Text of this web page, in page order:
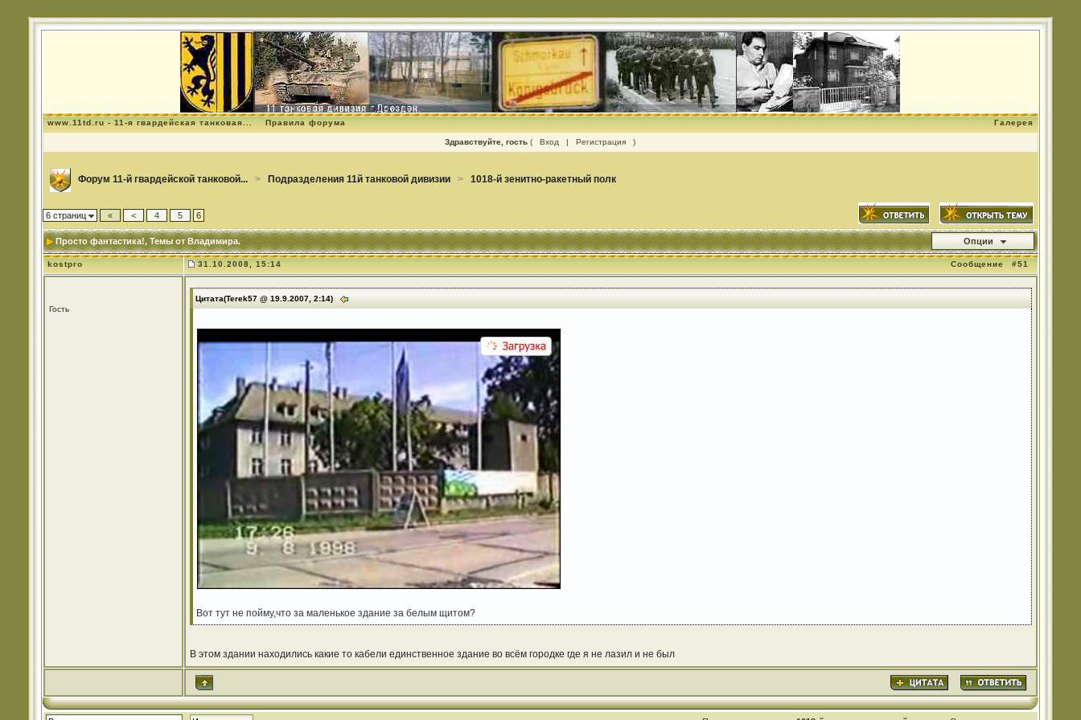
www.11td.ru - 11-я гвардейская танковая... Правила форума Галерея
Здравствуйте, гость ( Вход | Регистрация )
Форум 11-й гвардейской танковой... > Подразделения 11й танковой дивизии > 1018-й зенитно-ракетный полк
6 страниц « < 4 5 6
Просто фантастика!, Темы от Владимира. Опции
kostpro 31.10.2008, 15:14 Сообщение #51
Гость
Цитата(Terek57 @ 19.9.2007, 2:14)
Вот тут не пойму,что за маленькое здание за белым щитом?
В этом здании находились какие то кабели единственное здание во всём городке где я не лазил и не был